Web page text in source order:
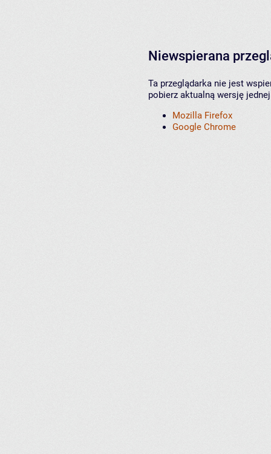
Niewspierana
Ta przeglądarka nie jest
pobierz aktualną wersję
Mozilla Firefox
Google Chrome